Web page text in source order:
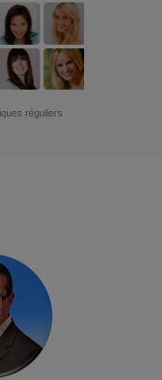
réguliers